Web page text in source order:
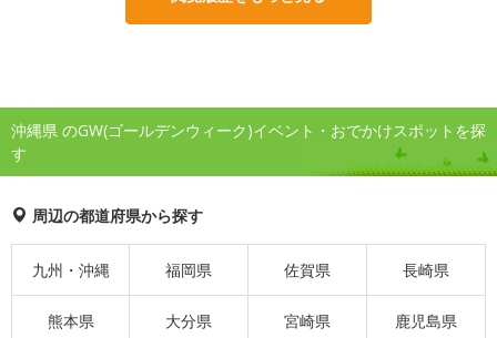
沖縄県 のGW(ゴールデンウィーク)イベント・おでかけスポットを探
す
周辺の都道府県から探す
九州・沖縄 福岡県 佐賀県 長崎県
熊本県 大分県 宮崎県 鹿児島県